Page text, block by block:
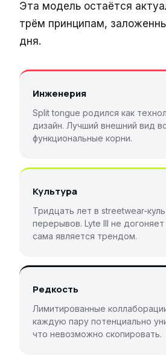
Эта модель остаётся
трём принципам,
дня.
Инженерия
Split tongue родился как
дизайн. Лучший внешний вид
функциональные корни.
Культура
Тридцать лет в streetwear-
перерывов. Lyte III не
сама является трендом.
Редкость
Лимитированные
каждую пару потенциально
что невозможно скопировать.